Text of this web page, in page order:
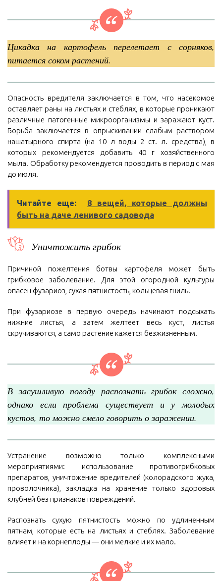
Цикадка на картофель перелетает с сорняков,
питается соком растений.
Опасность вредителя заключается в том, что насекомое
оставляет раны на листьях и стеблях, в которые проникают
различные патогенные микроорганизмы и заражают куст.
Борьба заключается в опрыскивании слабым раствором
нашатырного спирта (на 10 л воды 2 ст. л. средства), в
которых рекомендуется добавить 40 г хозяйственного
мыла. Обработку рекомендуется проводить в период с мая
до июля.
Читайте еще:
8 вещей, которые должны
быть на даче ленивого садовода
Уничтожить грибок
Причиной пожелтения ботвы картофеля может быть
грибковое заболевание. Для этой огородной культуры
опасен фузариоз, сухая пятнистость, кольцевая гниль.
При фузариозе в первую очередь начинают подсыхать
нижние листья, а затем желтеет весь куст, листья
скручиваются, а само растение кажется безжизненным.
В засушливую погоду распознать грибок сложно,
однако если проблема существует и у молодых
кустов, то можно смело говорить о заражении.
Устранение возможно только комплексными
мероприятиями: использование противогрибковых
препаратов, уничтожение вредителей (колорадского жука,
проволочника), закладка на хранение только здоровых
клубней без признаков повреждений.
Распознать сухую пятнистость можно по удлиненным
пятнам, которые есть на листьях и стеблях. Заболевание
влияет и на корнеплоды — они мелкие и их мало.